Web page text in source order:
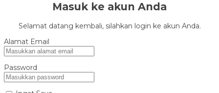
Masuk ke akun Anda
Selamat datang kembali, silahkan login ke akun Anda.
Alamat Email
Password